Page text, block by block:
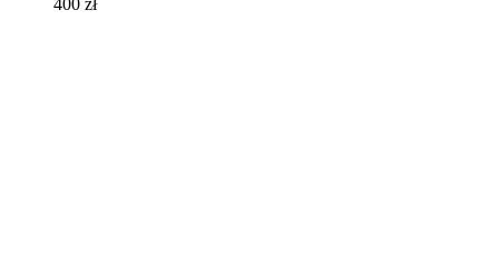
400 zł